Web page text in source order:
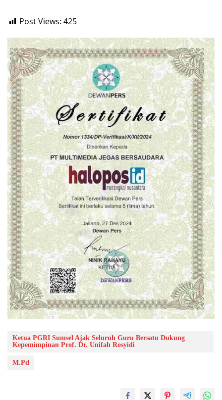
Post Views: 425
Ketua PGRI Sumsel Ajak Seluruh Guru Bersatu Dukung
Kepemimpinan Prof. Dr. Unifah Rosyidi
M.Pd